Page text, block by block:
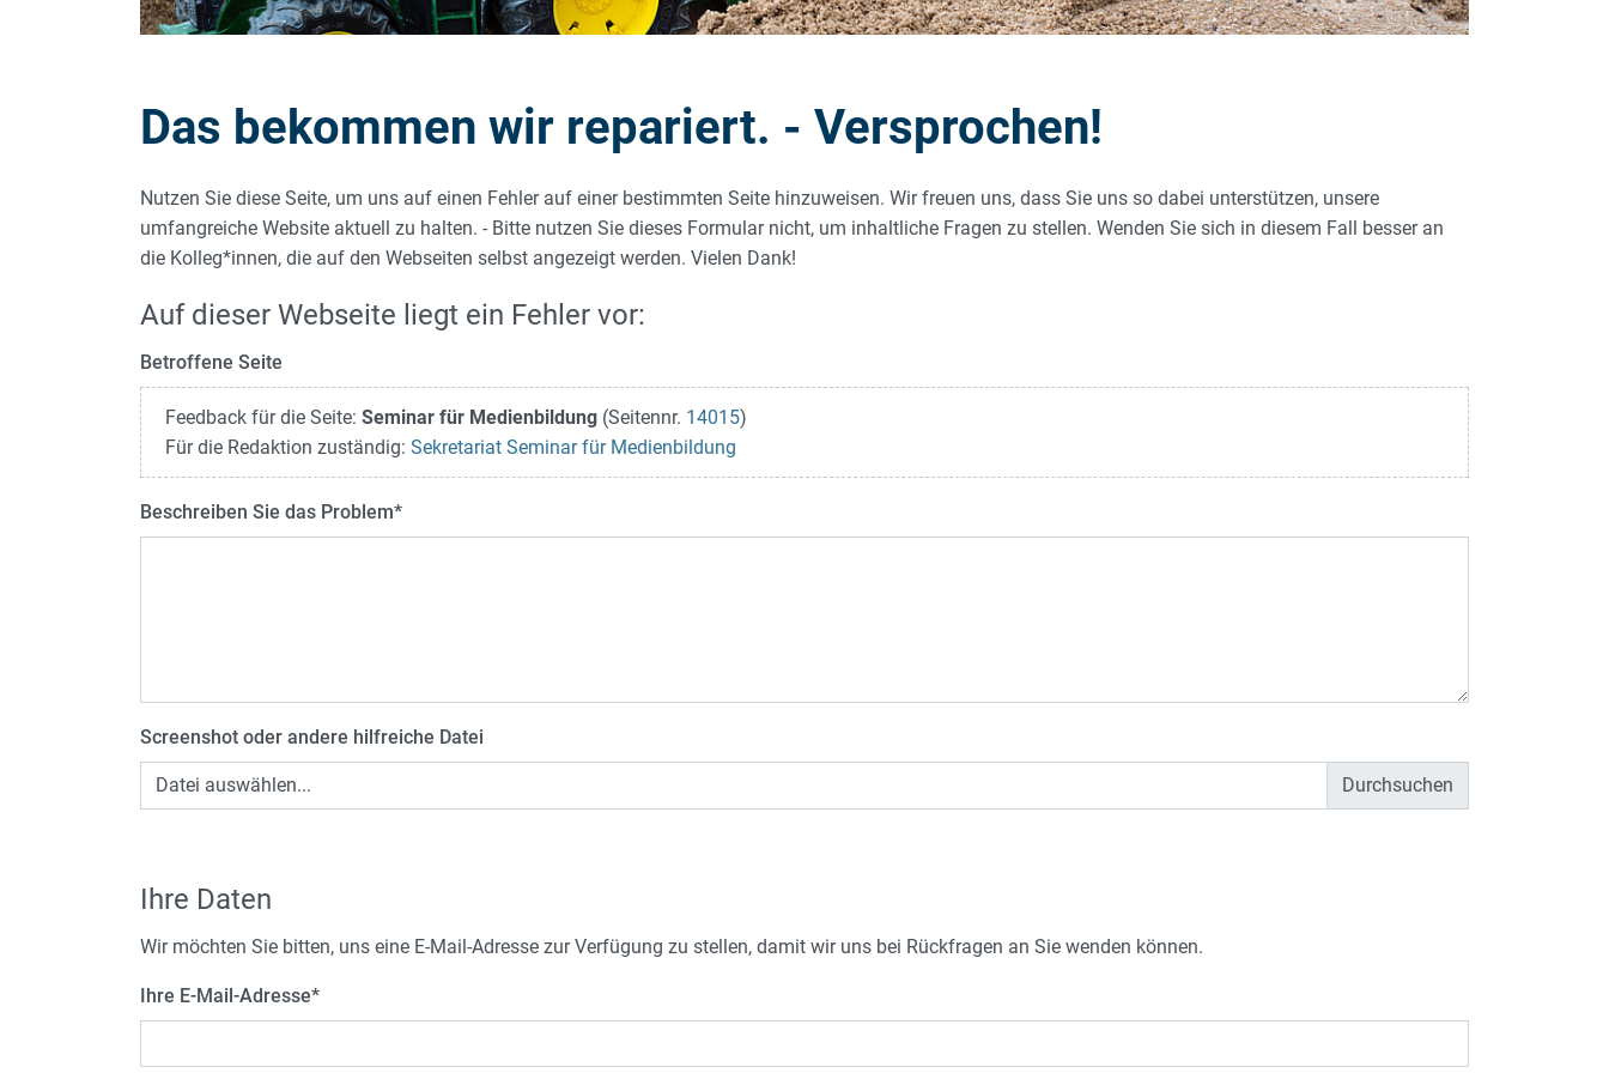
Das bekommen wir repariert. - Versprochen!
Nutzen Sie diese Seite, um uns auf einen Fehler auf einer bestimmten Seite hinzuweisen. Wir freuen uns, dass Sie uns so dabei unterstützen, unsere
umfangreiche Website aktuell zu halten. - Bitte nutzen Sie dieses Formular nicht, um inhaltliche Fragen zu stellen. Wenden Sie sich in diesem Fall besser an
die Kolleg*innen, die auf den Webseiten selbst angezeigt werden. Vielen Dank!
Auf dieser Webseite liegt ein Fehler vor:
Betroffene Seite
Feedback für die Seite: Seminar für Medienbildung (Seitennr. 14015)
Für die Redaktion zuständig: Sekretariat Seminar für Medienbildung
Beschreiben Sie das Problem*
Screenshot oder andere hilfreiche Datei
Datei auswählen...
Ihre Daten
Wir möchten Sie bitten, uns eine E-Mail-Adresse zur Verfügung zu stellen, damit wir uns bei Rückfragen an Sie wenden können.
Ihre E-Mail-Adresse*